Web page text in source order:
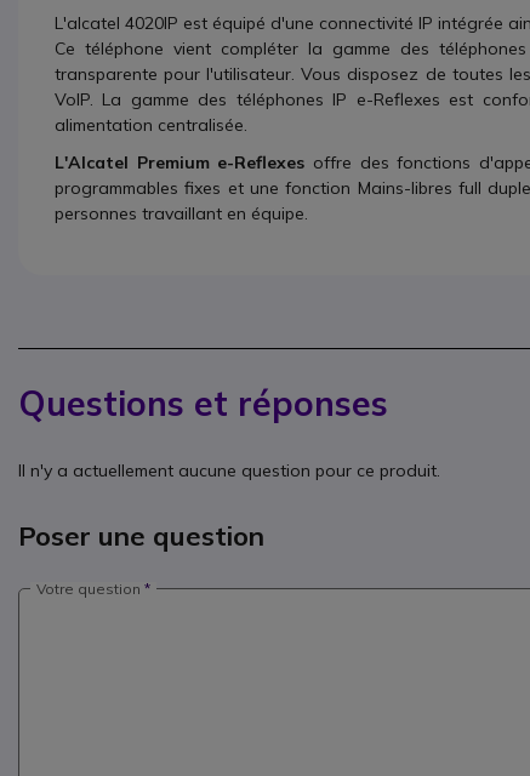
L'alcatel 4020IP est équipé d'une connectivité IP intégrée
Ce téléphone vient compléter la gamme des
transparente pour l'utilisateur. Vous disposez de toutes
VoIP. La gamme des téléphones IP e-Reflexes est
alimentation centralisée.
L'Alcatel Premium e-Reflexes offre des fonctions
programmables fixes et une fonction Mains-libres full
personnes travaillant en équipe.
Questions et réponses
Il n'y a actuellement aucune question pour ce produit.
Poser une question
Votre question